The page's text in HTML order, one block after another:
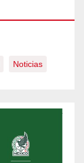
Noticias